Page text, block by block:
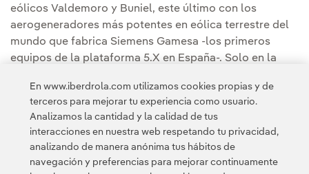
eólicos Valdemoro y Buniel, este último con los
aerogeneradores más potentes en eólica terrestre del
mundo que fabrica Siemens Gamesa -los primeros
equipos de la plataforma 5.X en España-. Solo en la
desarrolla más de 550 megavatios entre siete parques
eólicos.
En www.iberdrola.com utilizamos cookies propias y de
terceros para mejorar tu experiencia como usuario.
Analizamos la cantidad y la calidad de tus
interacciones en nuestra web respetando tu privacidad,
analizando de manera anónima tus hábitos de
navegación y preferencias para mejorar continuamente